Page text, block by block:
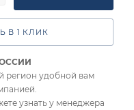
В 1 КЛИК
регион удобной вам
узнать у менеджера